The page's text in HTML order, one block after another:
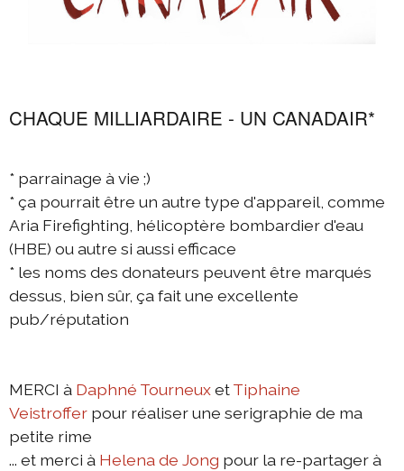
CHAQUE MILLIARDAIRE - UN CANADAIR*
* parrainage à vie ;)
* ça pourrait être un autre type d'appareil, comme
Aria Firefighting, hélicoptère bombardier d'eau
(HBE) ou autre si aussi efficace
* les noms des donateurs peuvent être marqués
dessus, bien sûr, ça fait une excellente
pub/réputation
MERCI à Daphné TourneuxetTiphaine
Veistroffer pour réaliser une serigraphie de ma
petite rime
... et merci à Helena de Jong pour la re-partager à